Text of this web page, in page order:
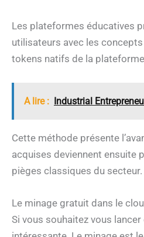
Les plateformes éducatives
utilisateurs avec les
tokens natifs de la
A lire : Industrial
Cette méthode présente
acquises deviennent ensuite
pièges classiques du secteur.
Le minage gratuit dans le
Si vous souhaitez vous